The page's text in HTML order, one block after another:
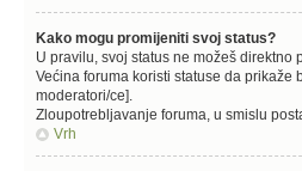
Kako mogu promijeniti svoj status?
U pravilu, svoj status ne možeš direktno
Većina foruma koristi statuse da
moderatori/ce].
Zloupotrebljavanje foruma, u smislu
Vrh